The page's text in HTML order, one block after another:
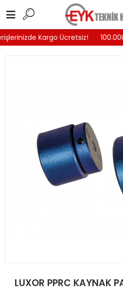
Kargo Ücretsiz!
LUXOR PPRC KAYNAK